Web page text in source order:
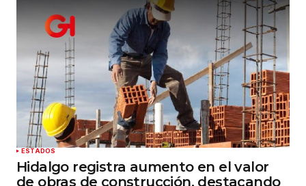
ESTADOS
Hidalgo registra aumento en el valor
de obras de construcción, destacando